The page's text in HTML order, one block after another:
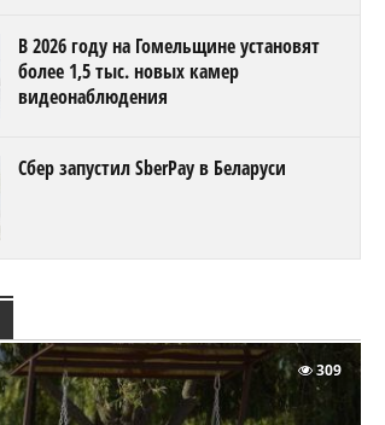
В 2026 году на Гомельщине установят
более 1,5 тыс. новых камер
видеонаблюдения
Сбер запустил SberPay в Беларуси
309